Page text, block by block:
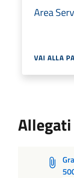
Area
VAI ALLA
Allegati